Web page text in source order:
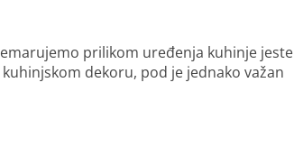
prilikom uređenja kuhinje jeste
dekoru, pod je jednako važan